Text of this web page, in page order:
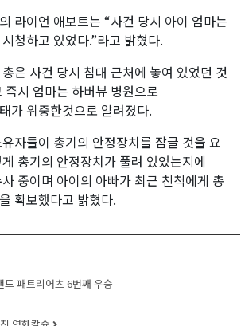
라이언 애보트는 “사건 당시 아이 엄마는
청하고 있었다.”라고 밝혔다.
은 사건 당시 침대 근처에 놓여 있었던 것
시 엄마는 하버뷰 병원으로
가 위중한것으로 알려졌다.
자들이 총기의 안정장치를 잠글 것을 요
총기의 안정장치가 풀려 있었는지에
중이며 아이의 아빠가 최근 친척에게 총
확보했다고 밝혔다.
드 패트리어츠 6번째 우승